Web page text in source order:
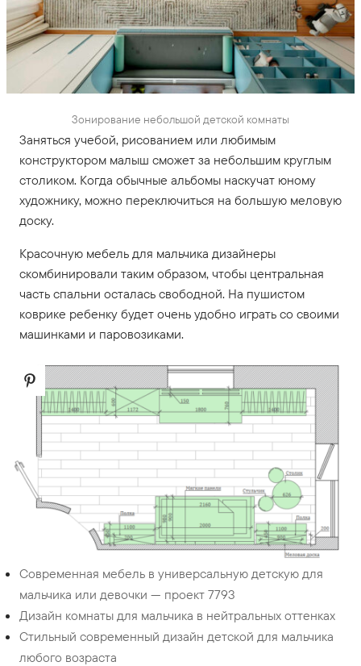
Зонирование небольшой детской комнаты
Заняться учебой, рисованием или любимым
конструктором малыш сможет за небольшим круглым
столиком. Когда обычные альбомы наскучат юному
художнику, можно переключиться на большую меловую
доску.
Красочную мебель для мальчика дизайнеры
скомбинировали таким образом, чтобы центральная
часть спальни осталась свободной. На пушистом
коврике ребенку будет очень удобно играть со своими
машинками и паровозиками.
Современная мебель в универсальную детскую для
мальчика или девочки — проект 7793
Дизайн комнаты для мальчика в нейтральных оттенках
Стильный современный дизайн детской для мальчика
любого возраста